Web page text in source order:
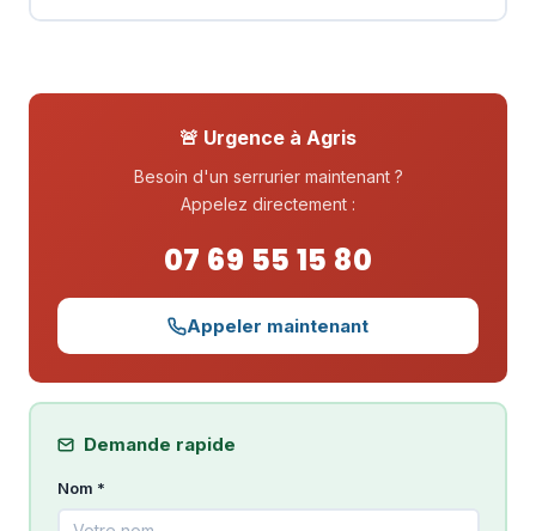
🚨 Urgence à Agris
Besoin d'un serrurier maintenant ?
Appelez directement :
07 69 55 15 80
Appeler maintenant
Demande rapide
Nom *